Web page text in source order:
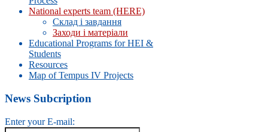
National experts team (HERE)
Склад і завдання
Заходи і матеріали
Educational Programs for HEI &
Students
Resources
Map of Tempus IV Projects
News Subcription
Enter your E-mail: